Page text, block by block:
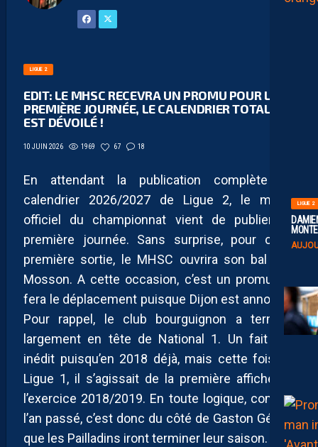
LIGUE 2
LIGUE 2
EDIT: LE MHSC RECEVRA UN PROMU POUR LA
PREMIÈRE JOURNÉE, LE CALENDRIER TOTAL
EST DÉVOILÉ !
10 JUIN 2026 1969 67 18
En attendant la publication complète du
calendrier 2026/2027 de Ligue 2, le média
officiel du championnat vient de publier sa
première journée. Sans surprise, pour cette
première sortie, le MHSC ouvrira son bal à la
Mosson. A cette occasion, c’est un promu qui
fera le déplacement puisque Dijon est annoncé.
Pour rappel, le club bourguignon a terminé
largement en tête de National 1. Un fait pas
inédit puisqu’en 2018 déjà, mais cette fois en
Ligue 1, il s’agissait de la première affiche de
l’exercice 2018/2019. En toute logique, comme
l’an passé, c’est donc du côté de Gaston Gérard
que les Pailladins iront terminer leur saison.